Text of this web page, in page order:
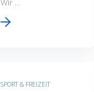
Wir ...
SPORT & FREIZEIT